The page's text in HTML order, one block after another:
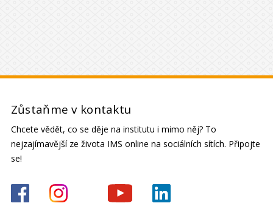
Zůstaňme v kontaktu
Chcete vědět, co se děje na institutu i mimo něj? To
nejzajímavější ze života IMS online na sociálních sítích. Připojte
se!